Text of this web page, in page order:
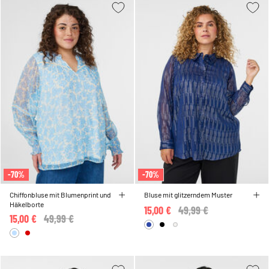
-70%
Chiffonbluse mit Blumenprint und
Häkelborte
Price reduced from
49,99 €
15,00 €
-70%
Bluse mit glitzerndem Muster
Price reduced from
49,99 €
15,00 €